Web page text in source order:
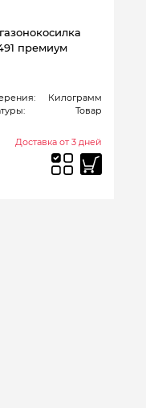
премиум
Килограмм
Товар
Доставка от 3 дней